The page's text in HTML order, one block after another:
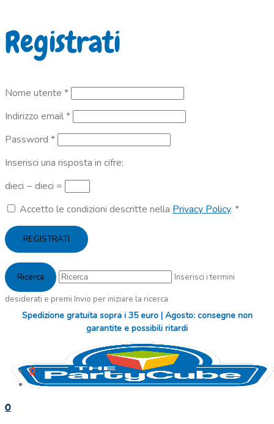
Registrati
Nome utente *Richiesto
Indirizzo email*Richiesto
Password *Richiesto
Inserisci una risposta in cifre:
dieci − dieci =
Accetto le condizioni descritte nella Privacy Policy. *
REGISTRATI
Inserisci i termini
desiderati e premi Invio per iniziare la ricerca
Spedizione gratuita sopra i 35 euro | Agosto: consegne non
garantite e possibili ritardi
0
0